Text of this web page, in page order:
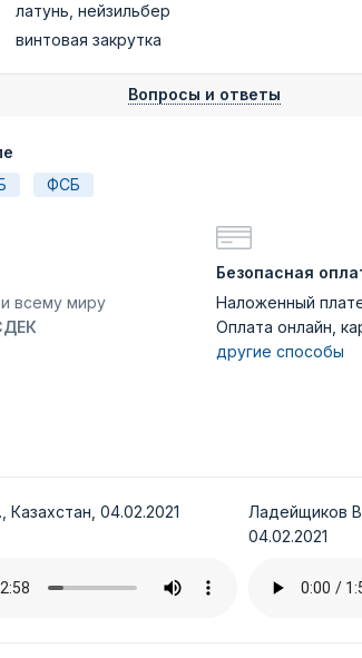
латунь, нейзильбер
винтовая закрутка
Вопросы и ответы
ФСБ
всему миру
Безопасная
Наложенный
Оплата онлайн,
другие способы
Казахстан, 04.02.2021
Ладейщиков
04.02.2021